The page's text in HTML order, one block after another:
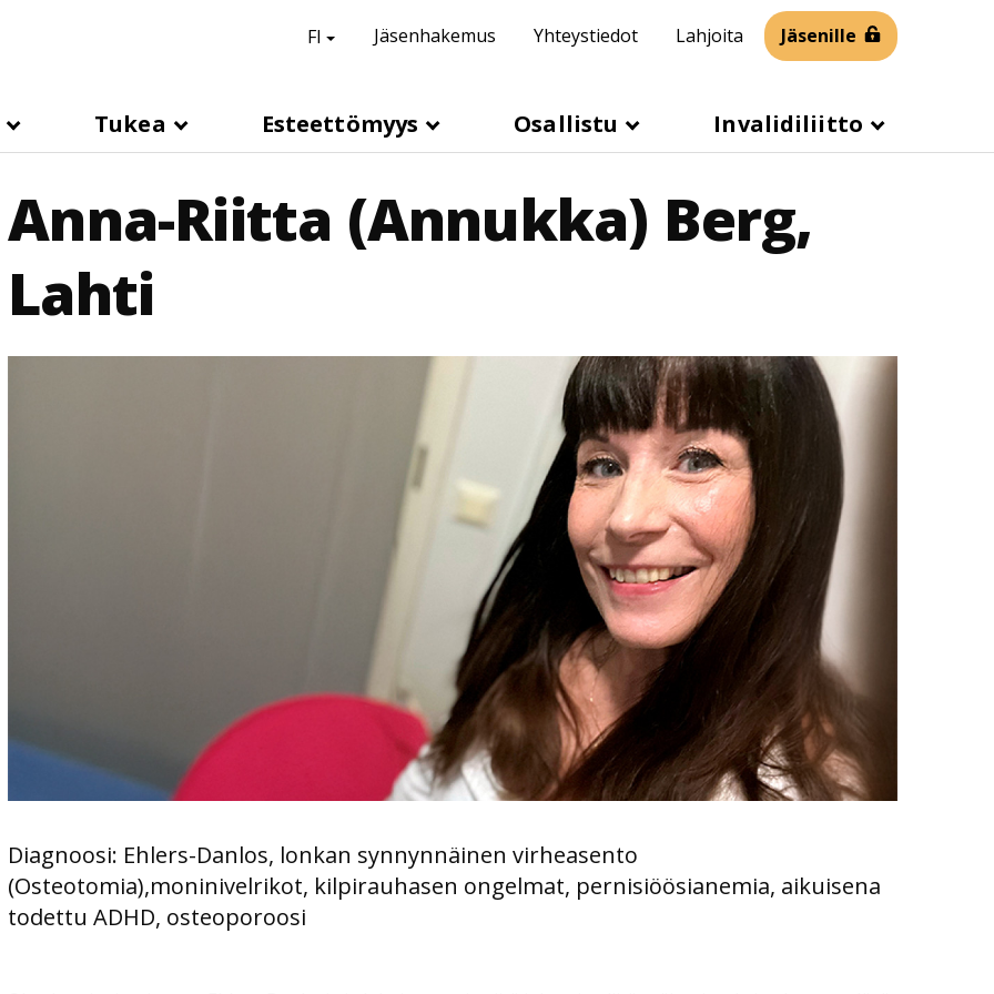
FI suomi,
Vaihda kieli
H
a
d
r
l
s
Jäsenhakemus Yhteystiedot Lahjoita Jäsenille
Tukea Esteettömyys Osallistu Invalidiliitto
Anna-Riitta (Annukka) Berg,
Lahti
Diagnoosi: Ehlers-Danlos, lonkan synnynnäinen virheasento
(Osteotomia),moninivelrikot, kilpirauhasen ongelmat, pernisiöösianemia, aikuisena
todettu ADHD, osteoporoosi